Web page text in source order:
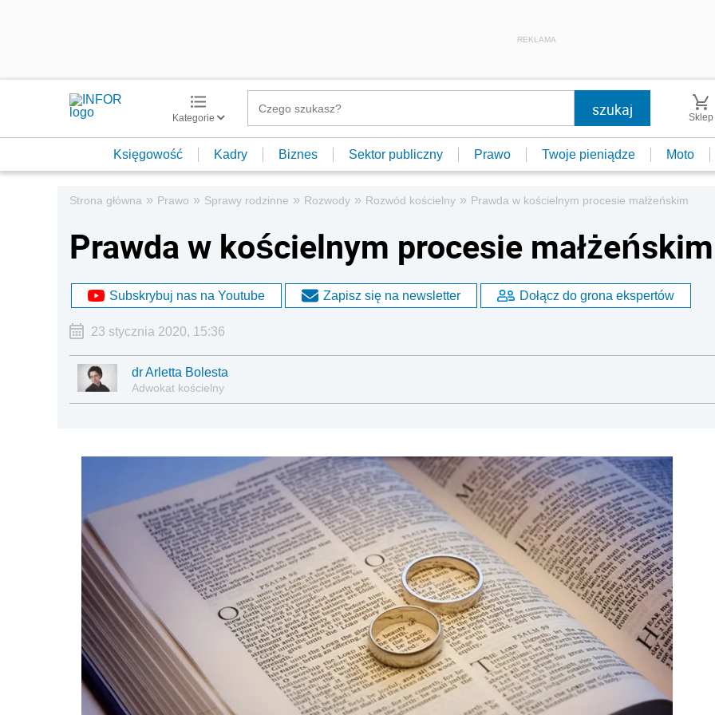
REKLAMA
Kategorie Sklep
Księgowość Kadry Biznes Sektor publiczny Prawo Twoje pieniądze Moto
Strona główna » Prawo » Sprawy rodzinne » Rozwody » Rozwód kościelny » Prawda w kościelnym procesie małżeńskim
Prawda w kościelnym procesie małżeńskim
Subskrybuj nas na Youtube Zapisz się na newsletter Dołącz do grona ekspertów
23 stycznia 2020, 15:36
dr Arletta Bolesta
Adwokat kościelny